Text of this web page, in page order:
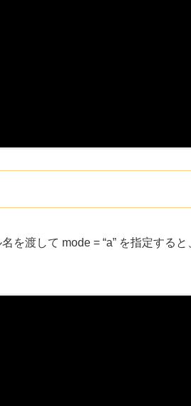
を渡して mode = “a” を指定する